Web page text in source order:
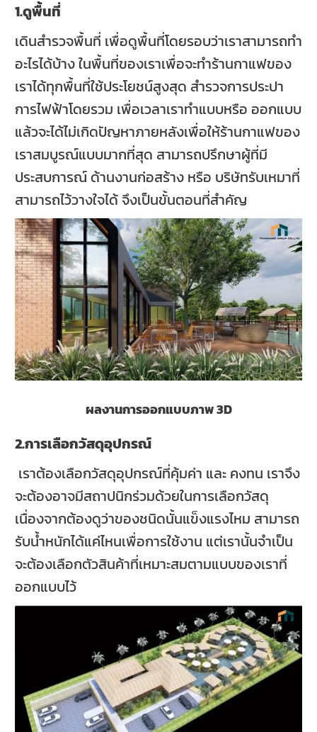
1.ดูพื้นที่
เดินสำรวจพื้นที่ เพื่อดูพื้นที่โดยรอบว่าเราสามารถทำ
อะไรได้บ้าง ในพื้นที่ของเราเพื่อจะทำร้านกาแฟของ
เราได้ทุกพื้นที่ใช้ประโยชน์สูงสุด สำรวจการประปา
การไฟฟ้าโดยรวม เพื่อเวลาเราทำแบบหรือ ออกแบบ
แล้วจะได้ไม่เกิดปัญหาภายหลังเพื่อให้ร้านกาแฟของ
เราสมบูรณ์แบบมากที่สุด สามารถปรึกษาผู้ที่มี
ประสบการณ์ ด้านงานก่อสร้าง หรือ บริษัทรับเหมาที่
สามารถไว้วางใจได้ จึงเป็นขั้นตอนที่สำคัญ
ผลงานการออกแบบภาพ 3D
2.การเลือกวัสดุอุปกรณ์
เราต้องเลือกวัสดุอุปกรณ์ที่คุ้มค่า และ คงทน เราจึง
จะต้องอาจมีสถาปนิกร่วมด้วยในการเลือกวัสดุ
เนื่องจากต้องดูว่าของชนิดนั้นแข็งแรงไหม สามารถ
รับน้ำหนักได้แค่ไหนเพื่อการใช้งาน แต่เรานั้นจำเป็น
จะต้องเลือกตัวสินค้าที่เหมาะสมตามแบบของเราที่
ออกแบบไว้